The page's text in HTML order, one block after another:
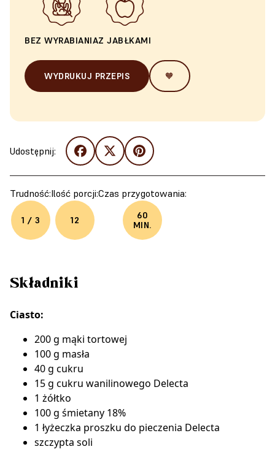
BEZ WYRABIANIAZ JABŁKAMI
WYDRUKUJ PRZEPIS 🧡
Udostępnij:
Trudność:
1 / 3
Ilość porcji:
12
Czas przygotowania:
60
MIN.
Składniki
Ciasto:
200 g mąki tortowej
100 g masła
40 g cukru
15 g cukru wanilinowego Delecta
1 żółtko
100 g śmietany 18%
1 łyżeczka proszku do pieczenia Delecta
szczypta soli